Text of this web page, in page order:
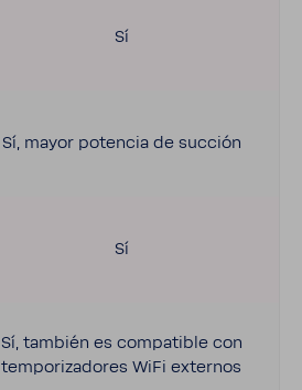
Sí
Sí, mayor potencia de succión
Sí
Sí, también es compa­tible con
tempo­ri­za­dores WiFi externos